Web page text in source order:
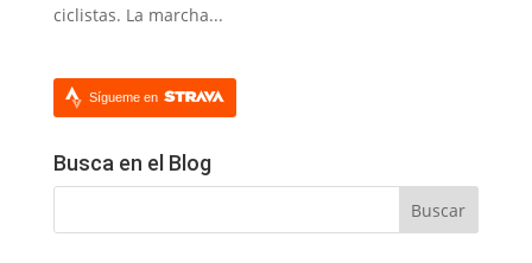
ciclistas. La marcha...
Sígueme en
Busca en el Blog